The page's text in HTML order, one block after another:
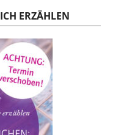
ERZÄHLEN